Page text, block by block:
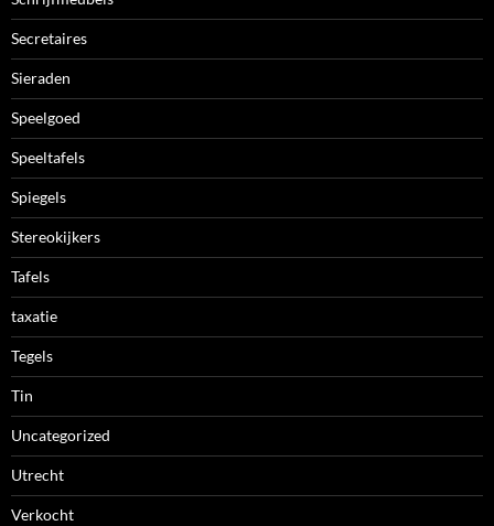
Secretaires
Sieraden
Speelgoed
Speeltafels
Spiegels
Stereokijkers
Tafels
taxatie
Tegels
Tin
Uncategorized
Utrecht
Verkocht